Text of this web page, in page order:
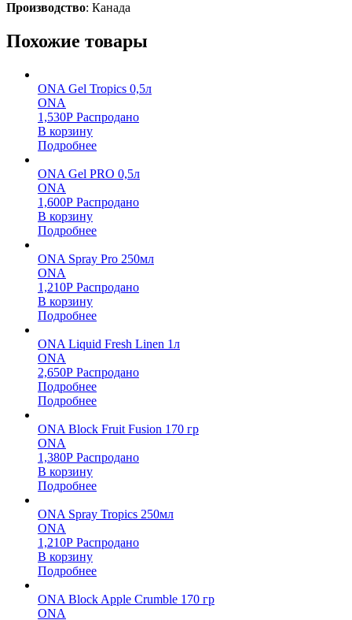
Производство: Канада
Похожие товары
ONA Gel Tropics 0,5л
ONA
1,530Р Распродано
В корзину
Подробнее
ONA Gel PRO 0,5л
ONA
1,600Р Распродано
В корзину
Подробнее
ONA Spray Pro 250мл
ONA
1,210Р Распродано
В корзину
Подробнее
ONA Liquid Fresh Linen 1л
ONA
2,650Р Распродано
Подробнее
Подробнее
ONA Block Fruit Fusion 170 гр
ONA
1,380Р Распродано
В корзину
Подробнее
ONA Spray Tropics 250мл
ONA
1,210Р Распродано
В корзину
Подробнее
ONA Block Apple Crumble 170 гр
ONA